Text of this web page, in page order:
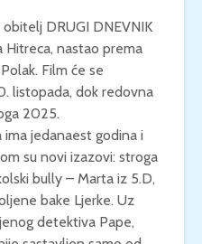
DRUGI DNEVNIK
Hitreca, nastao prema
Film će se
listopada, dok redovna
2025.
ima jedanaest godina i
su novi izazovi: stroga
bully – Marta iz 5.D,
bake Ljerke. Uz
detektiva Pape,